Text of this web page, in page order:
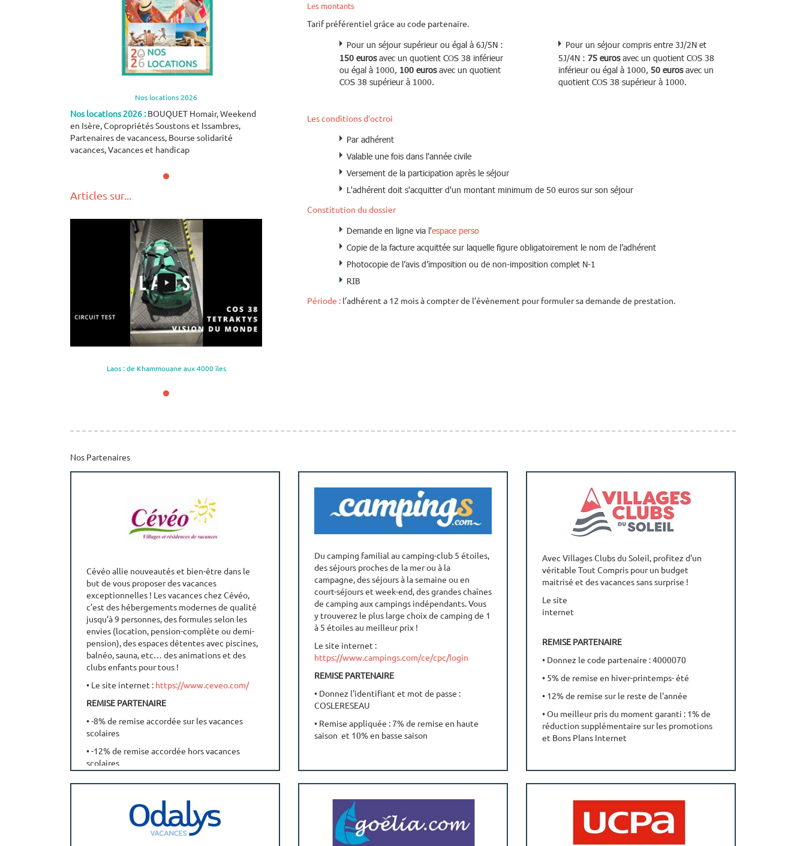
Nos locations 2026
Nos locations 2026 : BOUQUET Homair, Weekend
en Isère, Copropriétés Soustons et Issambres,
Partenaires de vacancess, Bourse solidarité
vacances, Vacances et handicap
Nos locations 2026 :
BOUQUET Homair, Weekend
Partenaires de vacancess, Bourse solidarité
vacances, Vacances et handicap
Articles sur...
Laos : de Khammouane aux 4000 îles
Les montants
Tarif préférentiel grâce au code partenaire.
Pour un séjour supérieur ou égal à 6J/5N :
150 eurosavec un quotient COS 38 inférieur
ou égal à 1000, 100 eurosavec un quotient
COS 38 supérieur à 1000.
Pour un séjour compris entre 3J/2N et
5J/4N : 75 eurosavec un quotient COS 38
inférieur ou égal à 1000, 50 eurosavec un
quotient COS 38 supérieur à 1000.
Les conditions d‘octroi
Par adhérent
Valable une fois dans l'année civile
Versement de la participation après le séjour
L'adhérent doit s'acquitter d'un montant minimum de 50 euros sur son séjour
Constitution du dossier
Demande en ligne via l'espace perso
Copie de la facture acquittée sur laquelle figure obligatoirement le nom de l’adhérent
Photocopie de l’avis d’imposition ou de non-imposition complet N-1
RIB
Période : l’adhérent a 12 mois à compter de l’évènement pour formuler sa demande de prestation.
Nos Partenaires
Cévéo allie nouveautés et bien-être dans le
but de vous proposer des vacances
exceptionnelles ! Les vacances chez Cévéo,
c’est des hébergements modernes de qualité
jusqu’à 9 personnes, des formules selon les
envies (location, pension-complète ou demi-
pension), des espaces détentes avec piscines,
balnéo, sauna, etc… des animations et des
clubs enfants pour tous !
• Le site internet : https://www.ceveo.com/
REMISE PARTENAIRE
• -8% de remise accordée sur les vacances
scolaires
• -12% de remise accordée hors vacances
scolaires
• Code partenaire: RNCCVO
RENSEIGNEMENT ET RESERVATION
• Réservez par téléphone au 04 73 77 56 14
https://www.ceveo.com/
Du camping familial au camping-club 5 étoiles,
des séjours proches de la mer ou à la
campagne, des séjours à la semaine ou en
court-séjours et week-end, des grandes chaînes
de camping aux campings indépendants. Vous
y trouverez le plus large choix de camping de 1
à 5 étoiles au meilleur prix !
Le site internet :
https://www.campings.com/ce/cpc/login
REMISE PARTENAIRE
• Donnez l'identifiant et mot de passe :
COSLERESEAU
• Remise appliquée : 7% de remise en haute
saison et 10% en basse saison
RENSEIGNEMENTS ET RESERVATION
https://www.campings.com/ce/cpc/login
Avec Villages Clubs du Soleil, profitez d'un
véritable Tout Compris pour un budget
maitrisé et des vacances sans surprise !
Le site
internet
REMISE PARTENAIRE
• Donnez le code partenaire : 4000070
• 5% de remise en hiver-printemps- été
• 12% de remise sur le reste de l'année
• Ou meilleur pris du moment garanti : 1% de
réduction supplémentaire sur les promotions
et Bons Plans Internet
• Réservez par téléphone au 04 91 04 87 04
https://www.villagesclubsdusoleil.com/fr/bons-